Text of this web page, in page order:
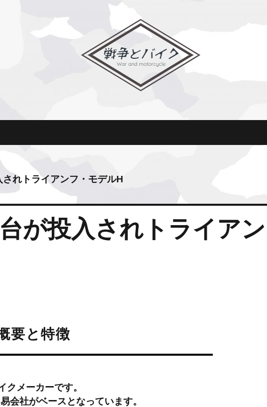
れトライアンフ・モデルH
が投入されトライアン
要と特徴
クメーカーです。
会社がベースとなっています。